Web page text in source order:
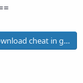
cheat in game